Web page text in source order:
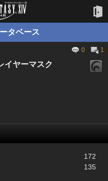
タベース
0 1
イヤーマスク
172
135